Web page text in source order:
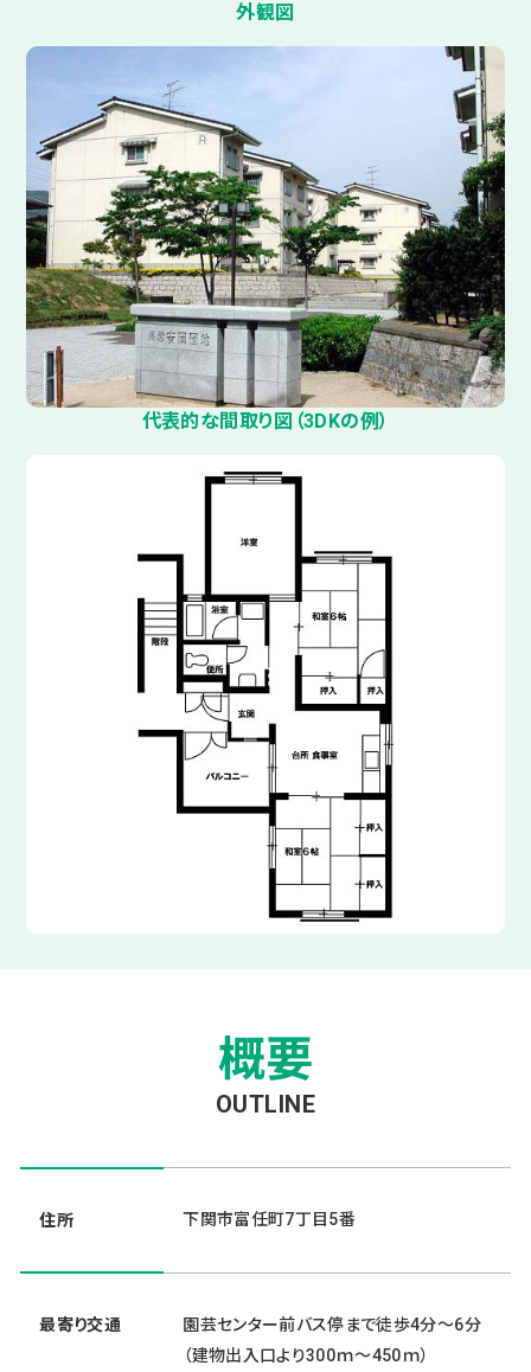
外観図
代表的な間取り図（3DKの例）
概要
OUTLINE
住所 下関市富任町7丁目5番
最寄り交通
園芸センター前バス停まで徒歩4分～6分
（建物出入口より300ｍ～450ｍ）